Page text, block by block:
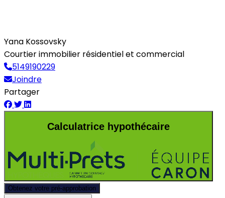
Yana Kossovsky
Courtier immobilier résidentiel et commercial
5149190229
Joindre
Partager
Calculatrice hypothécaire
Obtenez votre pré-approbation